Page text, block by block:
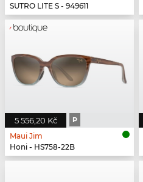
SUTRO LITE S - 949611
5 556,20 Kč P
Maui Jim
Honi - HS758-22B